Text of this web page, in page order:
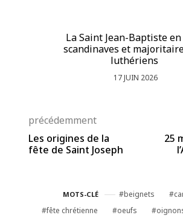
La Saint Jean-Baptiste
scandinaves et
luthériens
17 JUIN 2026
précédemment
Les origines de la
fête de Saint Joseph
25
MOTS-CLÉ beignets
fête chrétienne
oeufs